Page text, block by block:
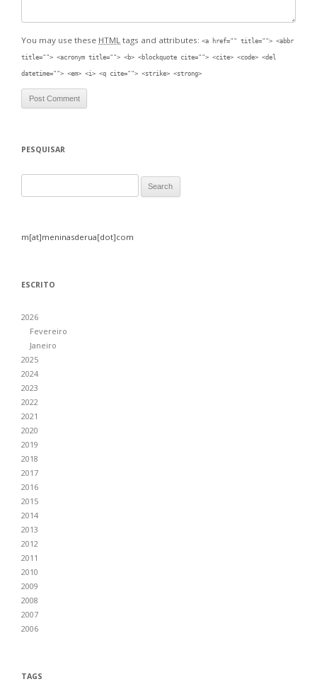
You may use these HTML tags and attributes: <a href="" title=""> <abbr
title=""> <acronym title=""> <b> <blockquote cite=""> <cite> <code> <del
datetime=""> <em> <i> <q cite=""> <strike> <strong>
PESQUISAR
m[at]meninasderua[dot]com
ESCRITO
2026
Fevereiro
Janeiro
2025
2024
2023
2022
2021
2020
2019
2018
2017
2016
2015
2014
2013
2012
2011
2010
2009
2008
2007
2006
TAGS